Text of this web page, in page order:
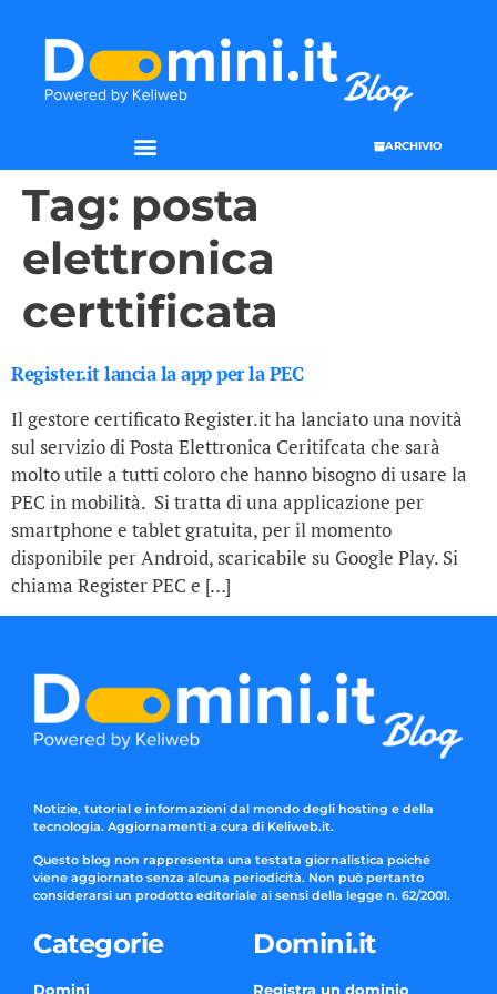
ARCHIVIO
Tag: posta
elettronica
certtificata
Register.it lancia la app per la PEC
Il gestore certificato Register.it ha lanciato una novità
sul servizio di Posta Elettronica Ceritifcata che sarà
molto utile a tutti coloro che hanno bisogno di usare la
PEC in mobilità. Si tratta di una applicazione per
smartphone e tablet gratuita, per il momento
disponibile per Android, scaricabile su Google Play. Si
chiama Register PEC e […]
Notizie, tutorial e informazioni dal mondo degli hosting e della
tecnologia. Aggiornamenti a cura di Keliweb.it.
Questo blog non rappresenta una testata giornalistica poiché
viene aggiornato senza alcuna periodicità. Non può pertanto
considerarsi un prodotto editoriale ai sensi della legge n. 62/2001.
Categorie
Domini
Domini.it
Registra un dominio